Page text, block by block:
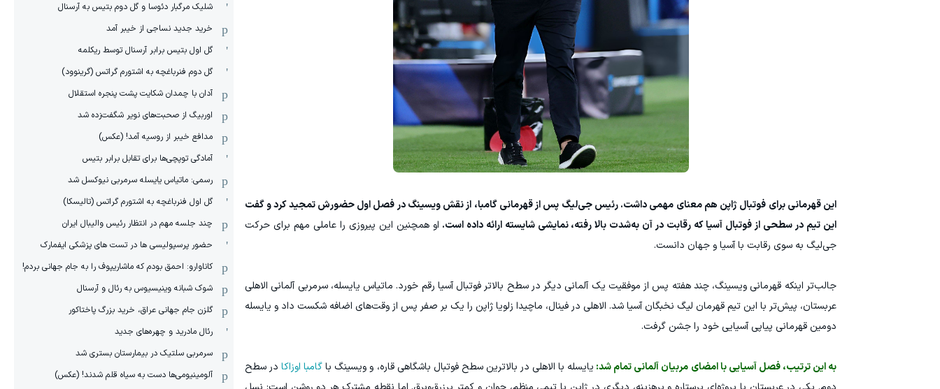
این قهرمانی برای فوتبال ژاپن هم معنای مهمی داشت. رئیس جی‌لیگ پس از قهرمانی گامبا، از نقش ویسینگ در فصل اول حضورش تمجید کرد و گفت
این تیم در سطحی از فوتبال آسیا که رقابت در آن به‌شدت بالا رفته، نمایشی شایسته ارائه داده است. او همچنین این پیروزی را عاملی مهم برای حرکت
جی‌لیگ به سوی رقابت با آسیا و جهان دانست.
جالب‌تر اینکه قهرمانی ویسینگ، چند هفته پس از موفقیت یک آلمانی دیگر در سطح بالاتر فوتبال آسیا رقم خورد. ماتیاس یایسله، سرمربی آلمانی الاهلی
عربستان، پیش‌تر با این تیم قهرمان لیگ نخبگان آسیا شد. الاهلی در فینال، ماچیدا زلویا ژاپن را یک بر صفر پس از وقت‌های اضافه شکست داد و یایسله
دومین قهرمانی پیاپی آسیایی خود را جشن گرفت.
به این ترتیب، فصل آسیایی با امضای مربیان آلمانی تمام شد: یایسله با الاهلی در بالاترین سطح فوتبال باشگاهی قاره، و ویسینگ باگامبا اوزاکادر سطح
شلیک مرگبار دئوسا و گل دوم بتیس به آرسنال
خرید جدید نساجی از خیبر آمد
گل اول بتیس برابر آرسنال توسط ریکلمه
گل دوم فنرباغچه به اشتورم گراتس (گرینوود)
آدان با چمدان شکایت پشت پنجره استقلال
اوربیگ از صحبت‌های نویر شگفت‌زده شد
مدافع خیبر از روسیه آمد! (عکس)
آمادگی توپچی‌ها برای تقابل برابر بتیس
رسمی: ماتیاس یایسله سرمربی نیوکسل شد
گل اول فنرباغچه به اشتورم گراتس (تالیسکا)
چند جلسه مهم در انتظار رئیس والیبال ایران
حضور پرسپولیسی ها در تست های پزشکی ایفمارک
کاناوارو: احمق بودم که ماشاریپوف را به جام جهانی بردم!
شوک شبانه وینیسیوس به رئال و آرسنال
گلزن جام جهانی عراق، خرید بزرگ پاختاکور
رئال مادرید و چهره‌های جدید
سرمربی سلتیک در بیمارستان بستری شد
آلومینیومی‌ها دست به سیاه قلم شدند! (عکس)